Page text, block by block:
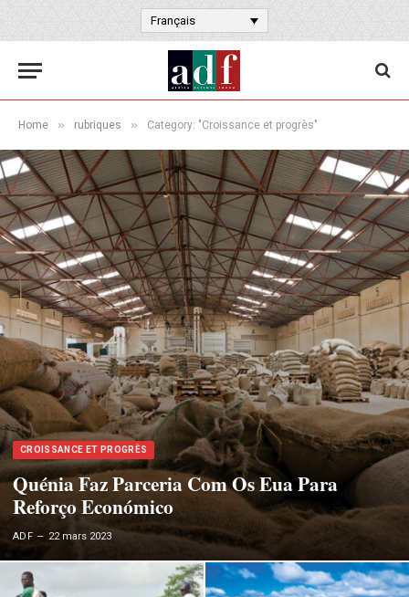
Français
Home » rubriques » Category: "Croissance et progrès"
CROISSANCE ET PROGRÈS
Quénia Faz Parceria Com Os Eua Para
Reforço Económico
ADF 22 mars 2023